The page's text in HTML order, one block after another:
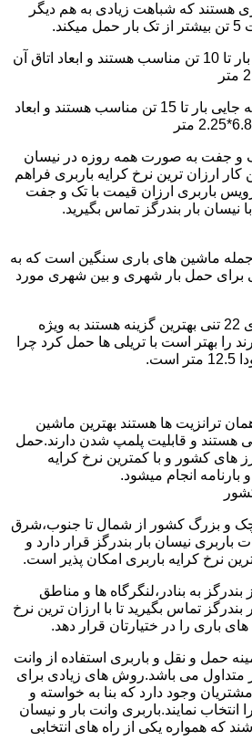
هستند که شباهت زیادی به هم دیگر
6 چرخ ها برای جابه جایی بار تا 10 تن مناسب هستند و ابعاد اتاق آن
همان 10 چرخ ها برای جابه جایی بار تا 15 تن مناسب هستند و ابعاد
و جفت به صورت همه روزه در نیسان
کار ارزان ترین نرخ کرایه باربری فراهم
باربری ارزان قیمت با تک و جفت
نیسان بار بندرگز تماس بگیرید.
18 چرخ از جمله ماشین های باری سنگین است که به
برای حمل بار شهری و بین شهری مورد
تریلی ها باری حمل بار های 22 تنی بهترین گزینه هستند به ویژه
را بهتر است با تریلی ها حمل کرد چرا
ترانزیت ها هستند بهترین ماشین
هستند و قابلیت پلمپ شدن دارند.حمل
های کشور و با کمترین نرخ کرایه
بارنامه انجام میشود.
و بزرگ کشور از شمال تا جنوب،شرق
نیسان بار بندرگز قرار دارد و
ترین نرخ کرایه باربری امکان پذیر است.
به بنادر،لنگرگاه ها و مناطق
بندرگز تماس بگیرید تا با ارزان ترین نرخ
باری را در ختیارتان قرار دهد.
حمل و نقل و باربری استفاده از وانت
متداول می باشد.روش های زیادی برای
وجود دارد که بنا به خواسته و
انتخاب نمایند.باربری وانت بار و نیسان
که همواره یکی از راه های انتخابی